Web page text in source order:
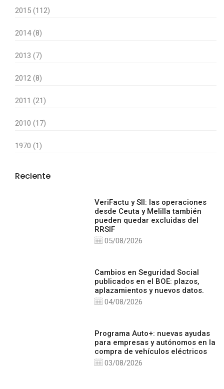
2015 (112)
2014 (8)
2013 (7)
2012 (8)
2011 (21)
2010 (17)
1970 (1)
Reciente
VeriFactu y SII: las operaciones
desde Ceuta y Melilla también
pueden quedar excluidas del
RRSIF
05/08/2026
Cambios en Seguridad Social
publicados en el BOE: plazos,
aplazamientos y nuevos datos.
04/08/2026
Programa Auto+: nuevas ayudas
para empresas y autónomos en la
compra de vehículos eléctricos
03/08/2026